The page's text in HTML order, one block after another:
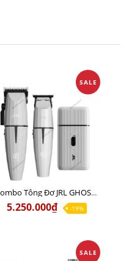
SALE
Combo Tông Đơ JRL GHOST 2 Limited Edition Chính Hãng USA
5.250.000₫ -19%
SALE